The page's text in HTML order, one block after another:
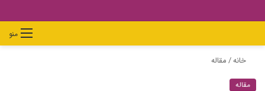
منوجستجو
برایپوسته
سبد
خانه/مقاله
مقاله